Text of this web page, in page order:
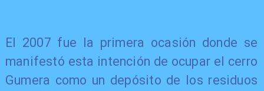
El 2007 fue la primera ocasión donde se
manifestó esta intención de ocupar el cerro
Gumera como un depósito de los residuos